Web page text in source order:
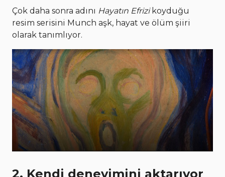
Çok daha sonra adını Hayatın Efrizikoyduğu
resim serisini Munch aşk, hayat ve ölüm şiiri
olarak tanımlıyor.
2. Kendi deneyimini aktarıyor